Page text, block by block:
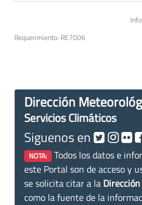
Requerimiento: RE7006
Dirección
Servicios Climáticos
Siguenos en
NOTA: Todos los datos e
este Portal son de acceso y
se solicita citar a la
como la fuente de la